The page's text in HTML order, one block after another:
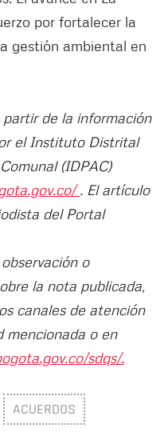
por fortalecer la
gestión ambiental en
de la información
el Instituto Distrital
(IDPAC)
. El artículo
del Portal
o
la nota publicada,
canales de atención
mencionada o en
sdqs/.
ACUERDOS